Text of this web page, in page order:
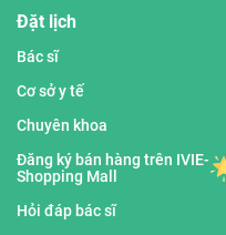
Đặt lịch
Bác sĩ
Cơ sở y tế
Chuyên khoa
Đăng ký bán hàng trên IVIE-
Shopping Mall
Hỏi đáp bác sĩ